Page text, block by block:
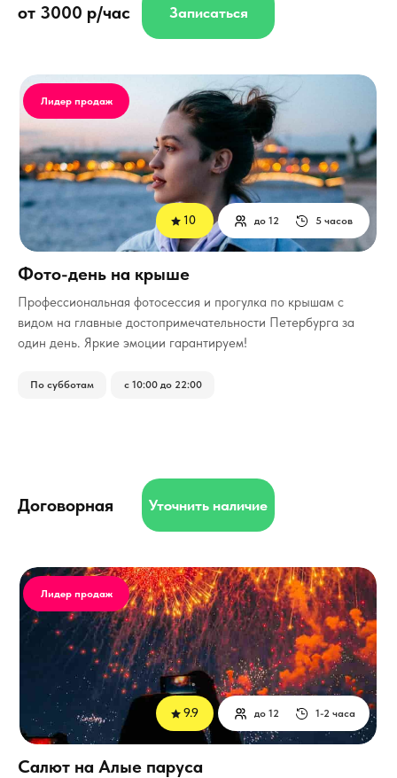
Профессиональная фотосессия и прогулка по крышам с
видом на главные достопримечательности Петербурга за
один день. Яркие эмоции гарантируем!
Договорная
5 часов
до 12
По субботам с 10:00 до 22:00
Лидер продаж
Уточнить наличие
Фото-день на крыше
10
1-2 часа
до 12
Лидер продаж
Салют на Алые паруса
9.9
от 3000 р/час Записаться